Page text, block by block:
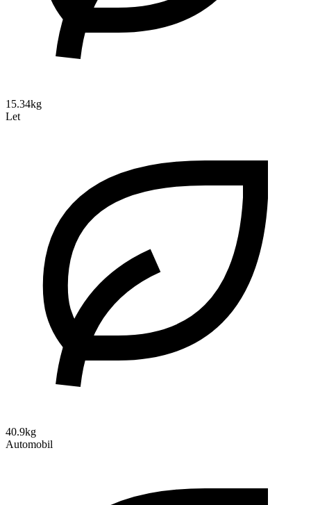
15.34kg
Let
40.9kg
Automobil